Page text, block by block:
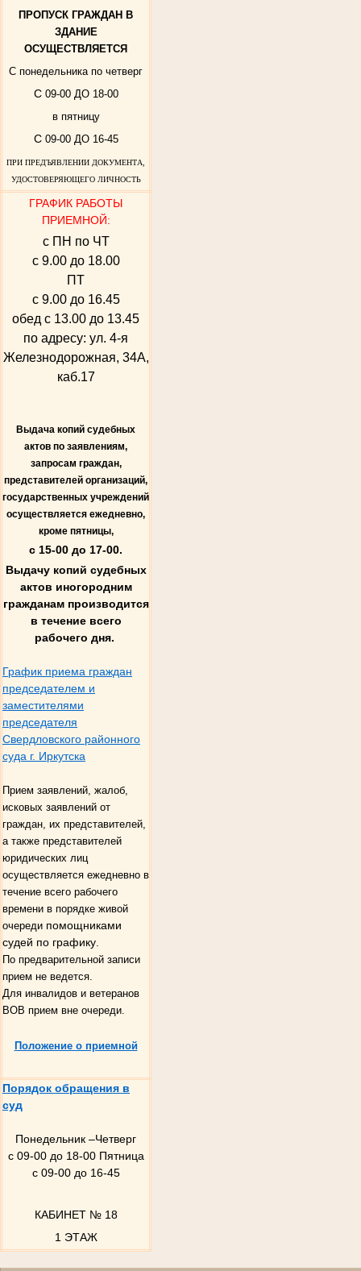
ПРОПУСК ГРАЖДАН В
ЗДАНИЕ
ОСУЩЕСТВЛЯЕТСЯ
С понедельника по четверг
С09-00 ДО 18-00
в пятницу
С09-00 ДО 16-45
ПРИ ПРЕДЪЯВЛЕНИИ ДОКУМЕНТА,
УДОСТОВЕРЯЮЩЕГО ЛИЧНОСТЬ
ГРАФИК РАБОТЫ
ПРИЕМНОЙ:
с ПН по ЧТ
с 9.00 до 18.00
ПТ
с 9.00 до 16.45
обед с 13.00 до 13.45
по адресу: ул. 4-я
Железнодорожная, 34А,
каб.17
Выдача копий судебных
актов по заявлениям,
запросам граждан,
представителей организаций,
государственных учреждений
осуществляется ежедневно,
кроме пятницы,
с 15-00 до 17-00.
Выдачу копий судебных
актов иногородним
гражданам производится
в течение всего
рабочего дня.
График приема граждан
председателем и
заместителями
председателя
Свердловского районного
суда г. Иркутска
Прием заявлений, жалоб,
исковых заявлений от
граждан, их представителей,
а также представителей
юридических лиц
осуществляется ежедневно в
течение всего рабочего
времени в порядке живой
очереди помощниками
судей по графику
По предварительной записи
прием не ведется.
Для инвалидов и ветеранов
ВОВ прием вне очереди.
Положение о приемной
Порядок обращения в
суд
Понедельник –Четверг
с 09-00 до 18-00 Пятница
с 09-00 до 16-45
КАБИНЕТ № 18
1 ЭТАЖ